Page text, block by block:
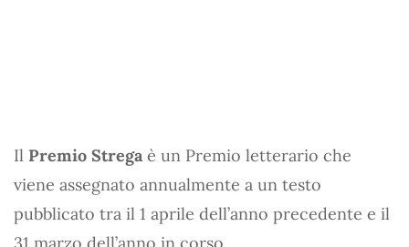
Il Premio Strega è un Premio letterario che
viene assegnato annualmente a un testo
pubblicato tra il 1 aprile dell’anno precedente e il
31 marzo dell’anno in corso.